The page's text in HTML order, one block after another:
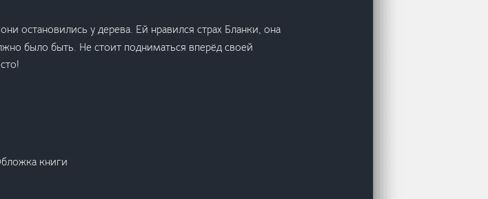
остановились у дерева. Ей нравился страх Бланки, она
было быть. Не стоит подниматься вперёд своей